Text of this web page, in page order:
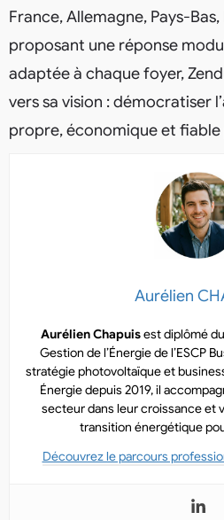
France, Allemagne, Pays-
proposant une réponse
adaptée à chaque foyer,
vers sa vision : démocratiser
propre, économique et
Aurélien
Aurélien Chapuisest diplômé
Gestion de l’Énergie de l’ESCP
stratégie photovoltaïque et
Énergie depuis 2019, il
secteur dans leur croissance et
transition énergétique
Découvrez le parcours